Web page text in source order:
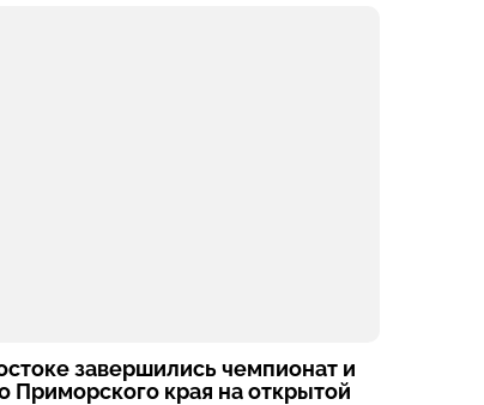
завершились чемпионат и
Приморского края на открытой